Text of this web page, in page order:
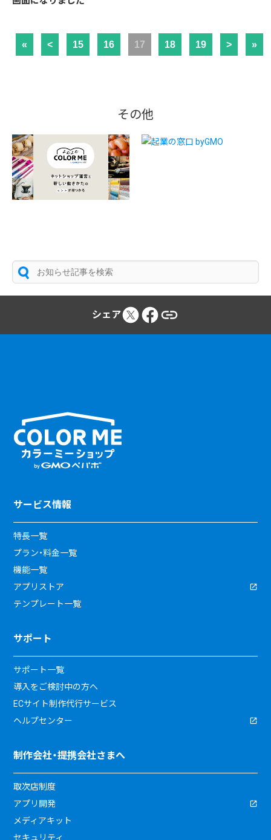
« < 15 16 17 18 19 > »
その他
シェア
サービス情報
特長一覧
プラン・料金一覧
機能一覧
アプリストア
テンプレート一覧
サポート
サポート一覧
導入をご検討中の方へ
ECサイト制作代行サービス
ヘルプセンター
制作会社・提携会社さまへ
取次店制度
アプリ開発
メディアキット
セキュリティ